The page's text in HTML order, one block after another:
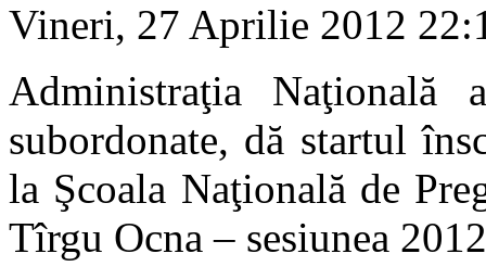
Vineri, 27 Aprilie 2012
Administraţia Naţională
subordonate, dă startul
la Şcoala Naţională de
Tîrgu Ocna – sesiunea